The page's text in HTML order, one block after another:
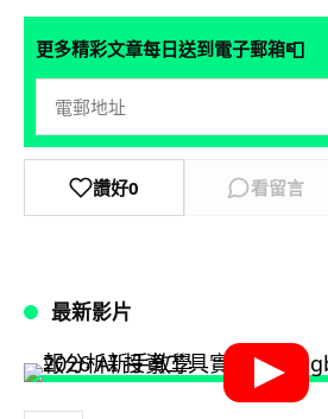
更多精彩文章每日送到電子郵箱📮
讚好0 看留言
最新影片